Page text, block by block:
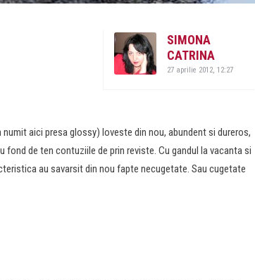
SIMONA
CATRINA
27 aprilie 2012, 12:27
aici presa glossy) loveste din nou, abundent si dureros,
de ten contuziile de prin reviste. Cu gandul la vacanta si
au savarsit din nou fapte necugetate. Sau cugetate